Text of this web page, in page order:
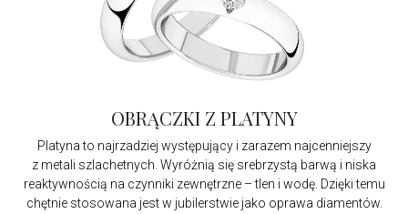
OBRĄCZKI Z PLATYNY
Platyna to najrzadziej występujący i zarazem najcenniejszy
z metali szlachetnych. Wyróżnią się srebrzystą barwą i niska
reaktywnością na czynniki zewnętrzne – tlen i wodę. Dzięki temu
chętnie stosowana jest w jubilerstwie jako oprawa diamentów.